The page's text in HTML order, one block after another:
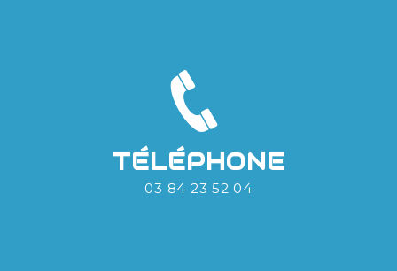
TÉLÉPHONE
03 84 23 52 04